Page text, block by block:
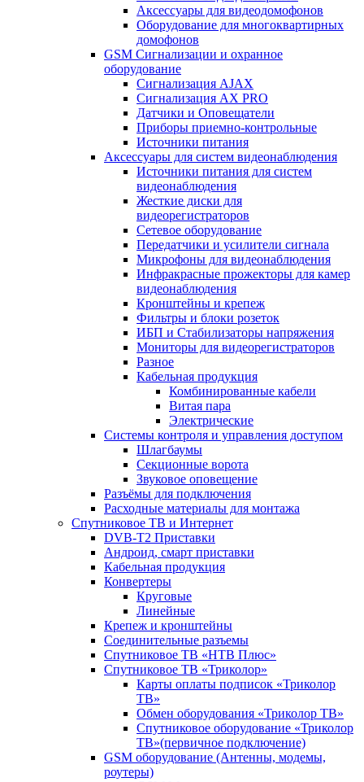
Аксессуары для видеодомофонов
Оборудование для многоквартирных
домофонов
GSM Сигнализации и охранное
оборудование
Сигнализация AJAX
Сигнализация AX PRO
Датчики и Оповещатели
Приборы приемно-контрольные
Источники питания
Аксессуары для систем видеонаблюдения
Источники питания для систем
видеонаблюдения
Жесткие диски для
видеорегистраторов
Сетевое оборудование
Передатчики и усилители сигнала
Микрофоны для видеонаблюдения
Инфракрасные прожекторы для камер
видеонаблюдения
Кронштейны и крепеж
Фильтры и блоки розеток
ИБП и Стабилизаторы напряжения
Мониторы для видеорегистраторов
Разное
Кабельная продукция
Комбинированные кабели
Витая пара
Электрические
Системы контроля и управления доступом
Шлагбаумы
Секционные ворота
Звуковое оповещение
Разъёмы для подключения
Расходные материалы для монтажа
Спутниковое ТВ и Интернет
DVB-Т2 Приставки
Андроид, смарт приставки
Кабельная продукция
Конвертеры
Круговые
Линейные
Крепеж и кронштейны
Соединительные разъемы
Спутниковое ТВ «НТВ Плюс»
Спутниковое ТВ «Триколор»
Карты оплаты подписок «Триколор
ТВ»
Обмен оборудования «Триколор ТВ»
Спутниковое оборудование «Триколор
ТВ»(первичное подключение)
GSM оборудование (Антенны, модемы,
роутеры)